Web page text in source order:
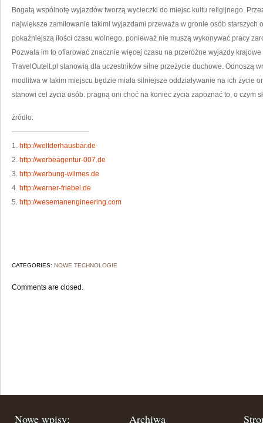
Bogatą wspólnotę wyjazdów tworzą wycieczki do miejsc kultu religijnego.
największe zamiłowanie takimi wyjazdami przeważa w gronie osób starszych
pokaźniejszą ilości czasu wolnego, ponieważ nie muszą wykonywać pracy
Pozwala im to ofiarować znacznie więcej czasu na przeróżne wyjazdy
TravelOutelt.pl stanowią dla uczestników silne przeżycie duchowe. Odnoszą
modlitwa w takim miejscu będzie miała silniejsze oddziaływanie na ich życie
stanowi cel życia osób. pragną oni choć na koniec życia zapoznać to, o czym
źródło:
———————————
1. http://weltderhausbar.de
2. http://werbeagentur-007.de
3. http://werbung-wilmes.de
4. http://werner-friebel.de
5. http://wesemanengineering.com
CATEGORIES: NOWE TECHNOLOGIE
Comments are closed.
Nowe wpisy: Archiwa